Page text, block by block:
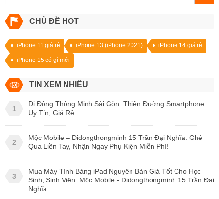
CHỦ ĐỀ HOT
iPhone 11 giá rẻ iPhone 13 (iPhone 2021) iPhone 14 giá rẻ
iPhone 15 có gì mới
TIN XEM NHIỀU
1
Di Động Thông Minh Sài Gòn: Thiên Đường Smartphone
Uy Tín, Giá Rẻ
2
Mộc Mobile – Didongthongminh 15 Trần Đại Nghĩa: Ghé
Qua Liền Tay, Nhận Ngay Phụ Kiện Miễn Phí!
3
Mua Máy Tính Bảng iPad Nguyên Bản Giá Tốt Cho Học
Sinh, Sinh Viên: Mộc Mobile - Didongthongminh 15 Trần Đại
Nghĩa